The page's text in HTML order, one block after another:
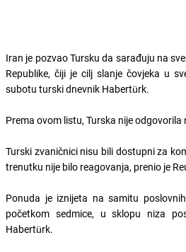
Iran je pozvao Tursku da sarađuju na
Republike, čiji je cilj slanje čovjeka u
subotu turski dnevnik Habertürk.
Prema ovom listu, Turska nije odgovorila
Turski zvaničnici nisu bili dostupni za
trenutku nije bilo reagovanja, prenio je
Ponuda je iznijeta na samitu
početkom sedmice, u sklopu niza
Habertürk.